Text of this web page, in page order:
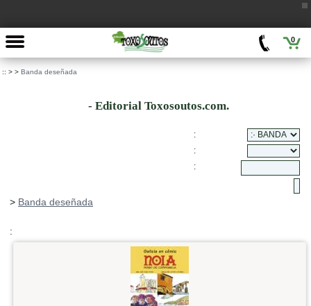
0
:: > > Banda deseñada
- Editorial Toxosoutos.com.
:
:
:
> Banda deseñada
: